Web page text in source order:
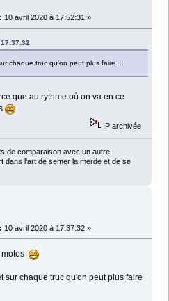
10 avril 2020 à 17:52:31 »
chaque truc qu'on peut plus faire ...
que au rythme où on va en ce
IP archivée
de comparaison avec un autre
dans l'art de semer la merde et de se
10 avril 2020 à 17:37:32 »
motos
sur chaque truc qu'on peut plus faire